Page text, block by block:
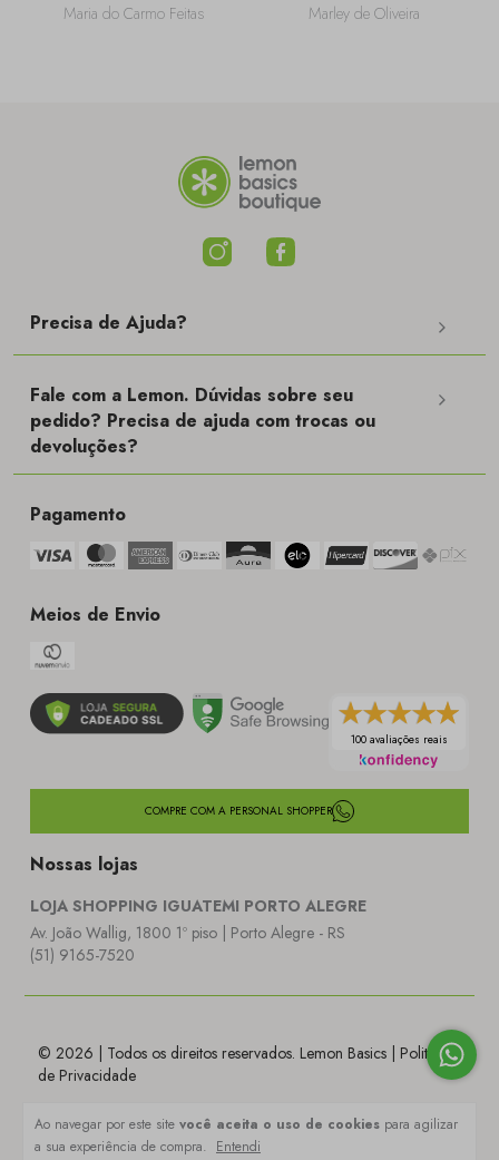
Ao navegar por este site você aceita o uso de cookies para agilizar
a sua experiência de compra. Entendi
informações sobre
Maria do Carmo Feitas
Marley de Oliveira
Precisa de Ajuda?
Fale com a Lemon. Dúvidas sobre seu
pedido? Precisa de ajuda com trocas ou
devoluções?
Pagamento
Meios de Envio
100 avaliações reais
COMPRE COM A PERSONAL SHOPPER
Nossas lojas
LOJA SHOPPING IGUATEMI PORTO ALEGRE
Av. João Wallig, 1800 1º piso | Porto Alegre - RS
(51) 9165-7520
© 2026 | Todos os direitos reservados. Lemon Basics | Politica
de Privacidade